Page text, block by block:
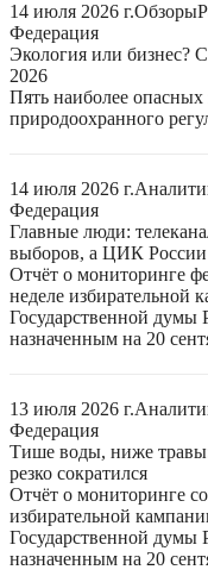
14 июля 2026 г.Обзоры
Федерация
Экология или бизнес?
2026
Пять наиболее
природоохранного
14 июля 2026 г.
Федерация
Главные люди:
выборов, а ЦИК России
Отчёт о мониторинге
неделе избирательной
Государственной думы
назначенным на 20
13 июля 2026 г.
Федерация
Тише воды, ниже
резко сократился
Отчёт о мониторинге
избирательной
Государственной думы
назначенным на 20